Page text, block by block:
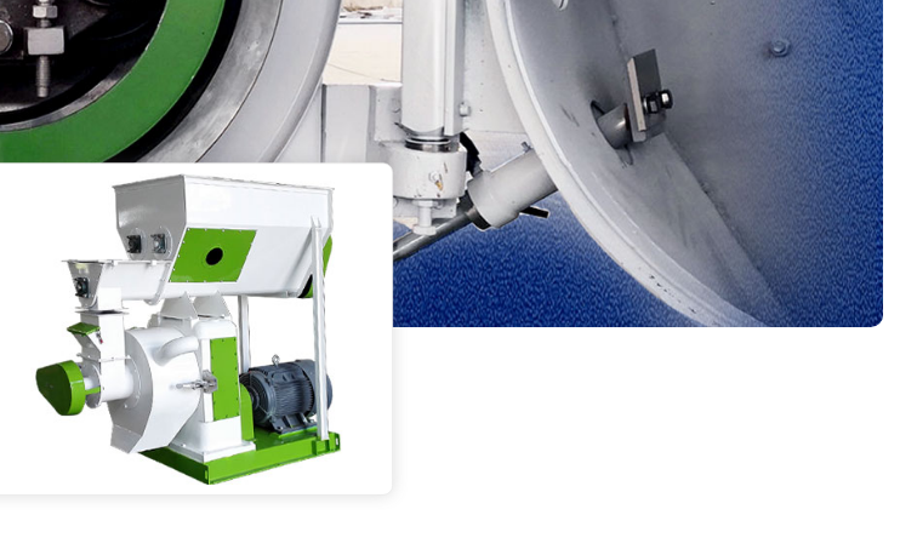
صندوق التروس
صندوق تروس مستورد، دقة معالجة
عالية، كفاءة نقل عالية، استهلاك